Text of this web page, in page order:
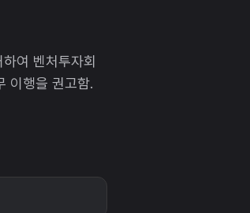
여 벤처투자회
이행을 권고함.